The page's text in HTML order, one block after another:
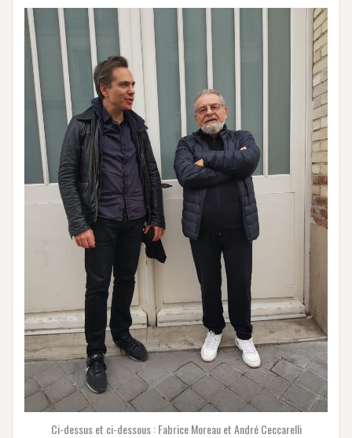
Ci-dessus et ci-dessous : Fabrice Moreau et André Ceccarelli